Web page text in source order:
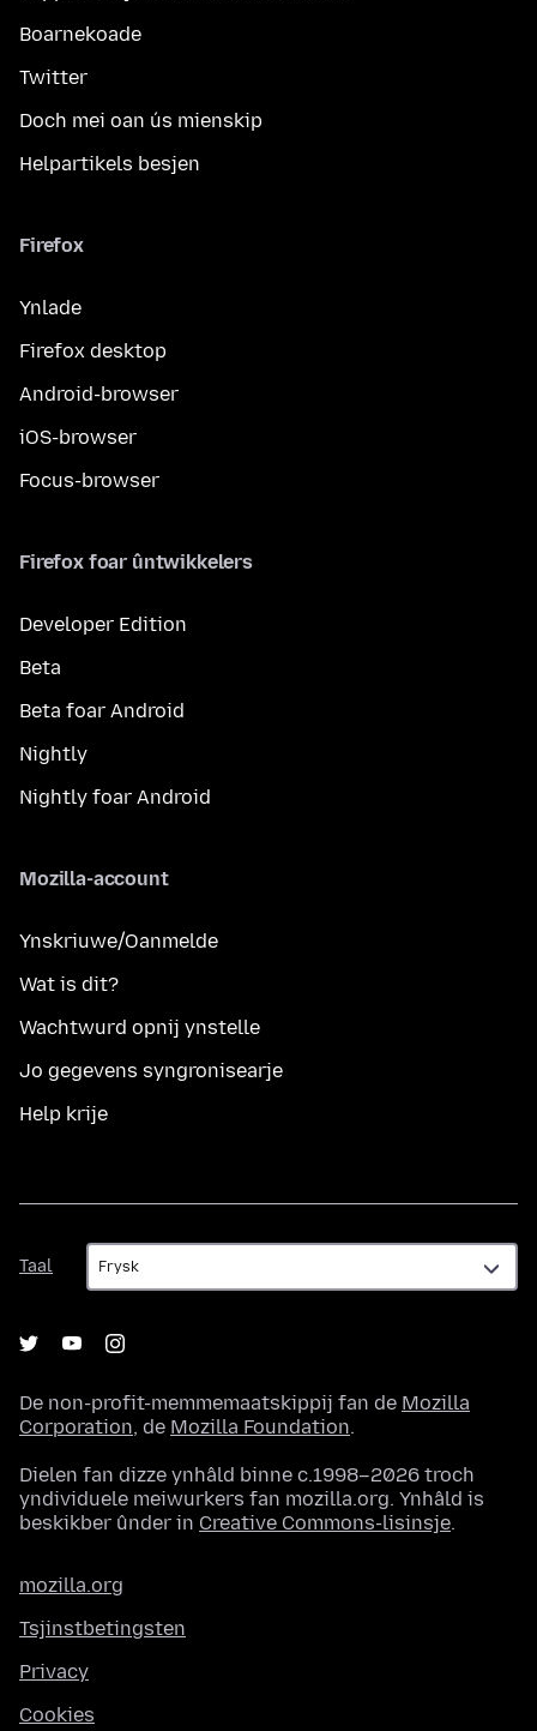
Boarnekoade
Twitter
Doch mei oan ús mienskip
Helpartikels besjen
Firefox
Ynlade
Firefox desktop
Android-browser
iOS-browser
Focus-browser
Firefox foar ûntwikkelers
Developer Edition
Beta
Beta foar Android
Nightly
Nightly foar Android
Mozilla-account
Ynskriuwe/Oanmelde
Wat is dit?
Wachtwurd opnij ynstelle
Jo gegevens syngronisearje
Help krije
Taal
Taal
De non-profit-memmemaatskippij fan de Mozilla
Corporation, de Mozilla Foundation.
Dielen fan dizze ynhâld binne c.1998–2026 troch
yndividuele meiwurkers fan mozilla.org. Ynhâld is
beskikber ûnder in Creative Commons-lisinsje.
mozilla.org
Tsjinstbetingsten
Privacy
Cookies